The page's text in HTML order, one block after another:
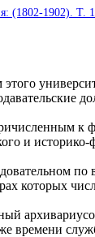
(1802-1902).
к
и историко-
по
которых
времени